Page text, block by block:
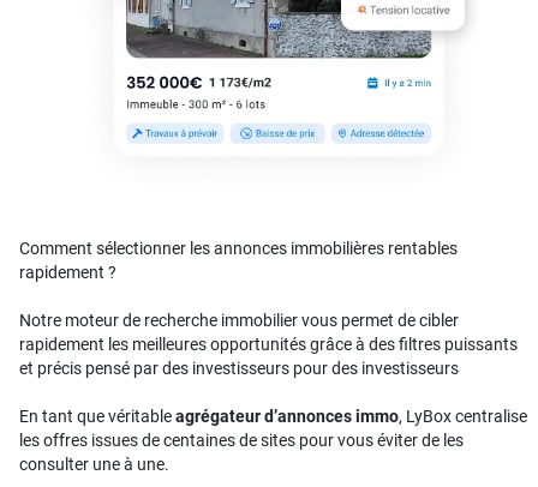
Comment sélectionner les annonces immobilières rentables
rapidement ?
Notre moteur de recherche immobilier vous permet de cibler
rapidement les meilleures opportunités grâce à des filtres puissants
et précis pensé par des investisseurs pour des investisseurs
En tant que véritableagrégateur d’annonces immo, LyBox centralise
les offres issues de centaines de sites pour vous éviter de les
consulter une à une.